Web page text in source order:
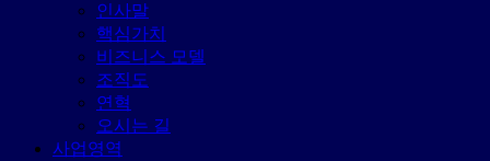
인사말
핵심가치
비즈니스 모델
조직도
연혁
오시는 길
사업영역